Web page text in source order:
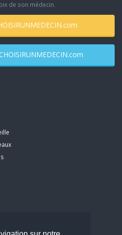
de son médecin.
de CHOISIRUNMEDECIN.com
utiliser CHOISIRUNMEDECIN.com